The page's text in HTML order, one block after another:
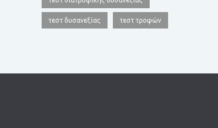
τεστ δυσανεξίας τεστ τροφών